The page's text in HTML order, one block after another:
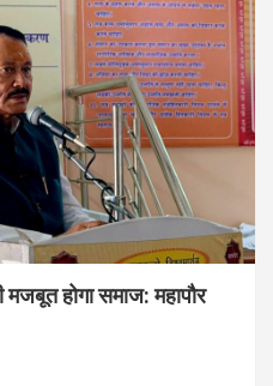
मजबूत होगा समाज: महापौर